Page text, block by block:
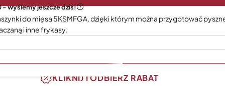
- wyślemy jeszcze dziś!
do mięsa 5KSMFGA, dzięki którym można przygotować
i inne frykasy.
KLIKNIJ I ODBIERZ RABAT